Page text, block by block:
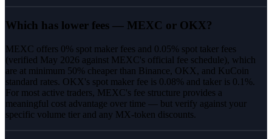
Which has lower fees — MEXC or OKX?
MEXC offers 0% spot maker fees and 0.05% spot taker fees
(verified May 2026 against MEXC's official fee schedule), which
are at minimum 50% cheaper than Binance, OKX, and KuCoin
standard rates. OKX's spot maker fee is 0.08% and taker is 0.1%.
For most active traders, MEXC's fee structure provides a
meaningful cost advantage over time — but verify against your
specific volume tier and any MX-token discounts.